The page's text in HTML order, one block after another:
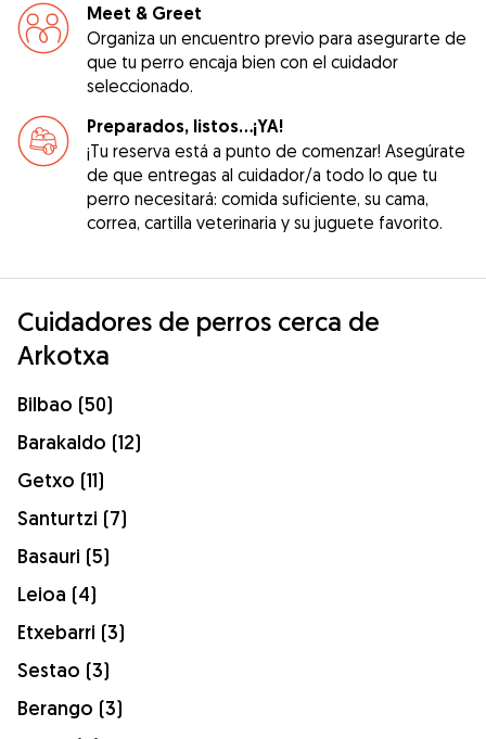
Meet & Greet
Organiza un encuentro previo para asegurarte de
que tu perro encaja bien con el cuidador
seleccionado.
Preparados, listos...¡YA!
¡Tu reserva está a punto de comenzar! Asegúrate
de que entregas al cuidador/a todo lo que tu
perro necesitará: comida suficiente, su cama,
correa, cartilla veterinaria y su juguete favorito.
Cuidadores de perros cerca de
Arkotxa
Bilbao (50)
Barakaldo (12)
Getxo (11)
Santurtzi (7)
Basauri (5)
Leioa (4)
Etxebarri (3)
Sestao (3)
Berango (3)